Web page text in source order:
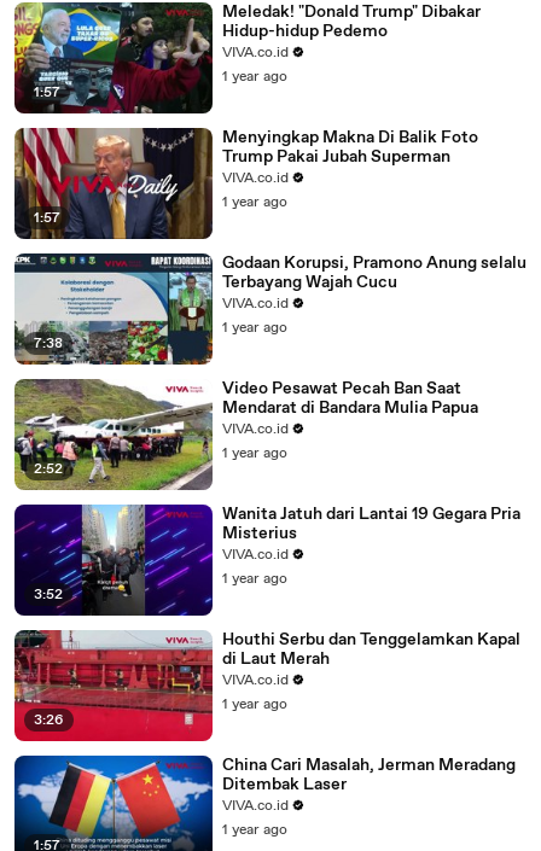
1:57
Meledak! "Donald Trump" Dibakar
Hidup-hidup Pedemo
VIVA.co.id
1 year ago
1:57
Menyingkap Makna Di Balik Foto
Trump Pakai Jubah Superman
VIVA.co.id
1 year ago
7:38
Godaan Korupsi, Pramono Anung selalu
Terbayang Wajah Cucu
VIVA.co.id
1 year ago
2:52
Video Pesawat Pecah Ban Saat
Mendarat di Bandara Mulia Papua
VIVA.co.id
1 year ago
3:52
Wanita Jatuh dari Lantai 19 Gegara Pria
Misterius
VIVA.co.id
1 year ago
3:26
Houthi Serbu dan Tenggelamkan Kapal
di Laut Merah
VIVA.co.id
1 year ago
1:57
China Cari Masalah, Jerman Meradang
Ditembak Laser
VIVA.co.id
1 year ago